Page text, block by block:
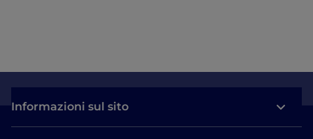
Informazioni sul sito